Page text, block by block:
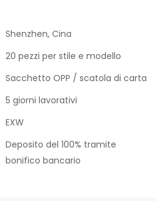
Shenzhen, Cina
20 pezzi per stile e modello
Sacchetto OPP / scatola di carta
5 giorni lavorativi
EXW
Deposito del 100% tramite
bonifico bancario